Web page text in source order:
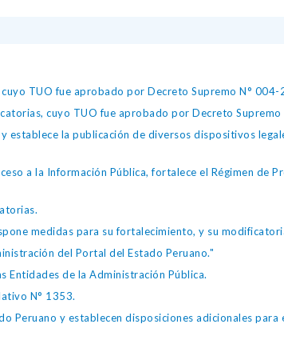
TUO fue aprobado por Decreto Supremo N° 004-
cuyo TUO fue aprobado por Decreto
la publicación de diversos dispositivos
a la Información Pública, fortalece el Régimen de
medidas para su fortalecimiento, y su
del Portal del Estado Peruano."
Entidades de la Administración Pública.
N° 1353.
Peruano y establecen disposiciones adicionales